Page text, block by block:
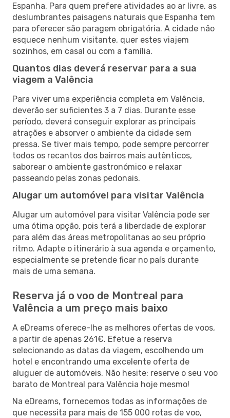
Espanha. Para quem prefere atividades ao ar livre, as
deslumbrantes paisagens naturais que Espanha tem
para oferecer são paragem obrigatória. A cidade não
esquece nenhum visitante, quer estes viajem
sozinhos, em casal ou com a família.
Quantos dias deverá reservar para a sua
viagem a Valência
Para viver uma experiência completa em Valência,
deverão ser suficientes 3 a 7 dias. Durante esse
período, deverá conseguir explorar as principais
atrações e absorver o ambiente da cidade sem
pressa. Se tiver mais tempo, pode sempre percorrer
todos os recantos dos bairros mais autênticos,
saborear o ambiente gastronómico e relaxar
passeando pelas zonas pedonais.
Alugar um automóvel para visitar Valência
Alugar um automóvel para visitar Valência pode ser
uma ótima opção, pois terá a liberdade de explorar
para além das áreas metropolitanas ao seu próprio
ritmo. Adapte o itinerário à sua agenda e orçamento,
especialmente se pretende ficar no país durante
mais de uma semana.
Reserva já o voo de Montreal para
Valência a um preço mais baixo
A eDreams oferece-lhe as melhores ofertas de voos,
a partir de apenas 261€. Efetue a reserva
selecionando as datas da viagem, escolhendo um
hotel e encontrando uma excelente oferta de
aluguer de automóveis. Não hesite: reserve o seu voo
barato de Montreal para Valência hoje mesmo!
Na eDreams, fornecemos todas as informações de
que necessita para mais de 155 000 rotas de voo,